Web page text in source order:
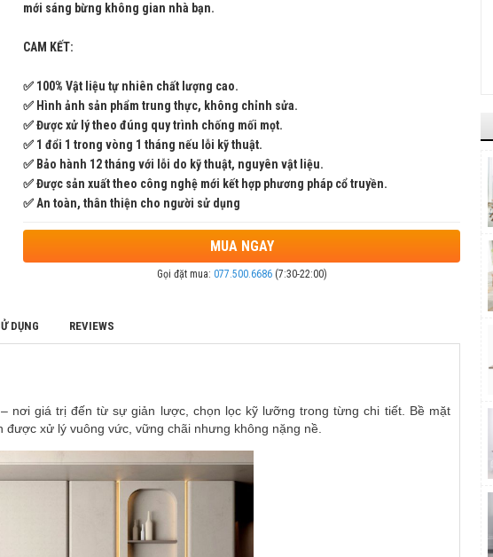
mới sáng bừng không gian nhà bạn.
CAM KẾT:
✅ 100% Vật liệu tự nhiên chất lượng cao.
✅ Hình ảnh sản phẩm trung thực, không chỉnh sửa.
✅ Được xử lý theo đúng quy trình chống mối mọt.
✅ 1 đổi 1 trong vòng 1 tháng nếu lỗi kỹ thuật.
✅ Bảo hành 12 tháng với lỗi do kỹ thuật, nguyên vật liệu.
✅ Được sản xuất theo công nghệ mới kết hợp phương pháp cổ truyền.
✅ An toàn, thân thiện cho người sử dụng
MUA NGAY
Gọi đặt mua: 077.500.6686(7:30-22:00)
DỤNG REVIEWS
nơi giá trị đến từ sự giản lược, chọn lọc kỹ lưỡng trong từng chi tiết. Bề mặt
xử lý vuông vức, vững chãi nhưng không nặng nề.